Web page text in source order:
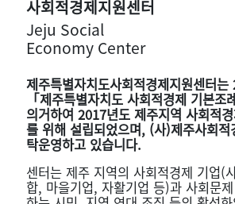
사회적경제지원센터
Jeju Social
Economy Center
제주특별자치도사회적경제지원센터
「제주특별자치도 사회적경제 기본
의거하여 2017년도 제주지역 사회적
를 위해 설립되었으며, (사)제주사회적
탁운영하고 있습니다.
센터는 제주 지역의 사회적경제 기업(
합, 마을기업, 자활기업 등)과 사회문